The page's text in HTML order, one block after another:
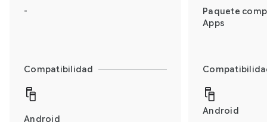
-
Paquete
Apps
Compatibilidad
Android
Android